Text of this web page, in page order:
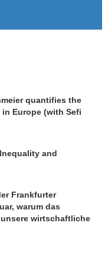
quantifies the
Europe (with Sefi
and
Frankfurter
warum das
wirtschaftliche